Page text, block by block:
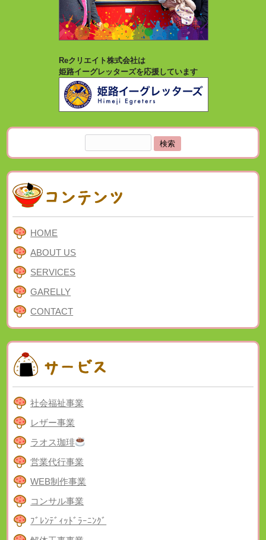
Reクリエイト株式会社は
姫路イーグレッターズを応援しています
索:
HOME
ABOUT US
SERVICES
GARELLY
CONTACT
社会福祉事業
レザー事業
ラオス珈琲
営業代行事業
WEB制作事業
コンサル事業
ﾌﾞﾚﾝﾃﾞｨｯﾄﾞﾗｰﾆﾝｸﾞ